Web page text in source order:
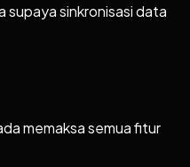
supaya sinkronisasi data
memaksa semua fitur